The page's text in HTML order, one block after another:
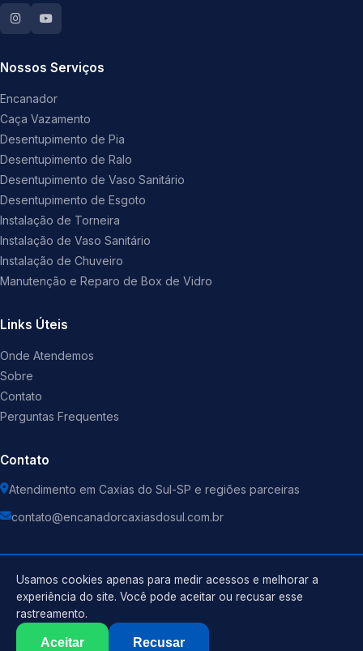
Nossos Serviços
Encanador
Caça Vazamento
Desentupimento de Pia
Desentupimento de Ralo
Desentupimento de Vaso Sanitário
Desentupimento de Esgoto
Instalação de Torneira
Instalação de Vaso Sanitário
Instalação de Chuveiro
Manutenção e Reparo de Box de Vidro
Links Úteis
Onde Atendemos
Sobre
Contato
Perguntas Frequentes
Contato
Atendimento em Caxias do Sul-SP e regiões parceiras
contato@encanadorcaxiasdosul.com.br
2026 Encanador . Todos os direitos reservados.
Política de Privacidade
Termos de Uso
Usamos cookies apenas para medir acessos e melhorar a
experiência do site. Você pode aceitar ou recusar esse
rastreamento.
Aceitar Recusar